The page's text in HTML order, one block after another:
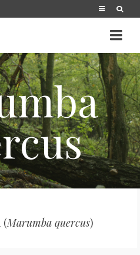
(Marumba quercus)